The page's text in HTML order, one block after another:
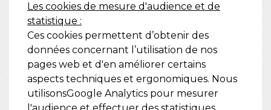
Les cookies de mesure d'audience et de
statistique :
Ces cookies permettent d’obtenir des
données concernant l’utilisation de nos
pages web et d'en améliorer certains
aspects techniques et ergonomiques. Nous
utilisonsGoogle Analytics pour mesurer